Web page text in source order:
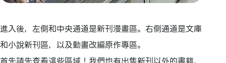
進入後，左側和中央通道是新刊漫畫區。右側通道是文庫
和小說新刊區，以及動畫改編原作專區。